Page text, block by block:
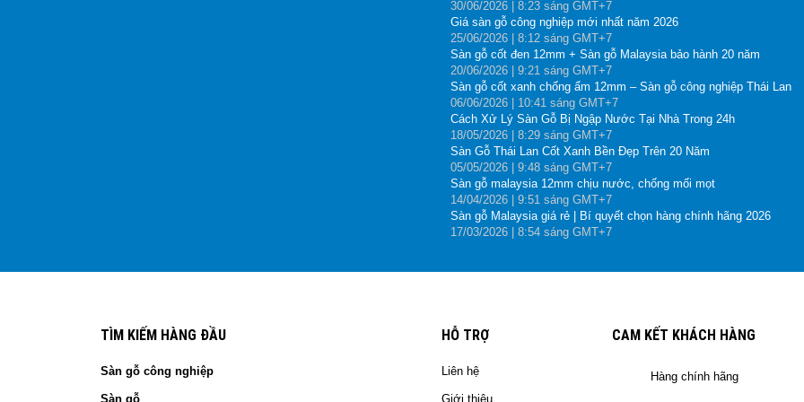
30/06/2026 | 8:23 sáng GMT+7
Giá sàn gỗ công nghiệp mới nhất năm 2026
25/06/2026 | 8:12 sáng GMT+7
Sàn gỗ cốt đen 12mm + Sàn gỗ Malaysia bảo hành 20 năm
20/06/2026 | 9:21 sáng GMT+7
Sàn gỗ cốt xanh chống ẩm 12mm – Sàn gỗ công nghiệp Thái Lan
06/06/2026 | 10:41 sáng GMT+7
Cách Xử Lý Sàn Gỗ Bị Ngập Nước Tại Nhà Trong 24h
18/05/2026 | 8:29 sáng GMT+7
Sàn Gỗ Thái Lan Cốt Xanh Bền Đẹp Trên 20 Năm
05/05/2026 | 9:48 sáng GMT+7
Sàn gỗ malaysia 12mm chịu nước, chống mối mọt
14/04/2026 | 9:51 sáng GMT+7
Sàn gỗ Malaysia giá rẻ | Bí quyết chọn hàng chính hãng 2026
17/03/2026 | 8:54 sáng GMT+7
TÌM KIẾM HÀNG ĐẦU
Sàn gỗ công nghiệp
Sàn gỗ
HỖ TRỢ
Liên hệ
Giới thiệu
CAM KẾT KHÁCH HÀNG
Hàng chính hãng